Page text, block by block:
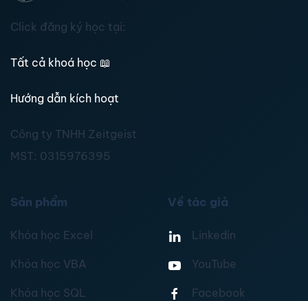
Click đăng ký học tại:
Tất cả khoá học 📖
Hướng dẫn kích hoạt
Công ty TNHH Zeitgeist
MST: 0315976395
Sản phẩm
Khóa học Excel
Khóa học VBA
Khóa học SQL
Về tác giả
Linkedin
YouTube
Facebook